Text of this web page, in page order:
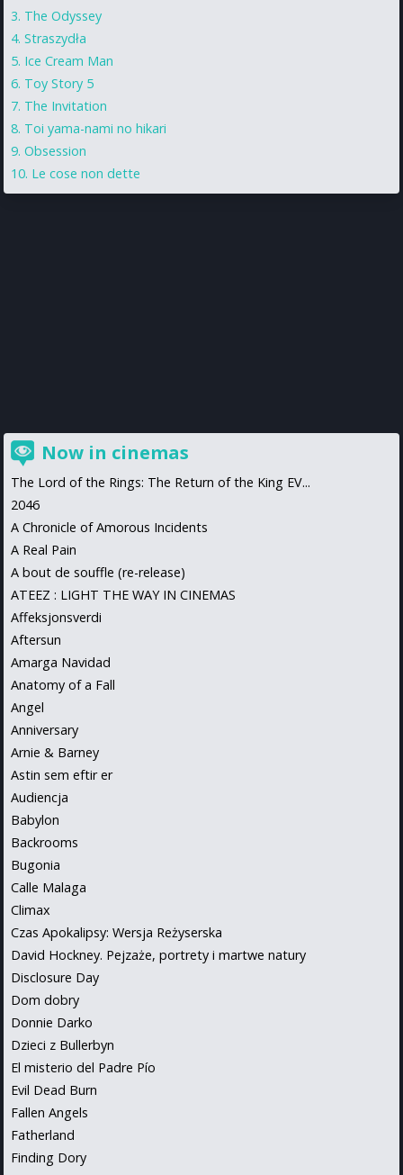
The Odyssey
Straszydła
Ice Cream Man
Toy Story 5
The Invitation
Toi yama-nami no hikari
Obsession
Le cose non dette
Now in cinemas
The Lord of the Rings: The Return of the King EV...
2046
A Chronicle of Amorous Incidents
A Real Pain
A bout de souffle (re-release)
ATEEZ : LIGHT THE WAY IN CINEMAS
Affeksjonsverdi
Aftersun
Amarga Navidad
Anatomy of a Fall
Angel
Anniversary
Arnie & Barney
Astin sem eftir er
Audiencja
Babylon
Backrooms
Bugonia
Calle Malaga
Climax
Czas Apokalipsy: Wersja Reżyserska
David Hockney. Pejzaże, portrety i martwe natury
Disclosure Day
Dom dobry
Donnie Darko
Dzieci z Bullerbyn
El misterio del Padre Pío
Evil Dead Burn
Fallen Angels
Fatherland
Finding Dory